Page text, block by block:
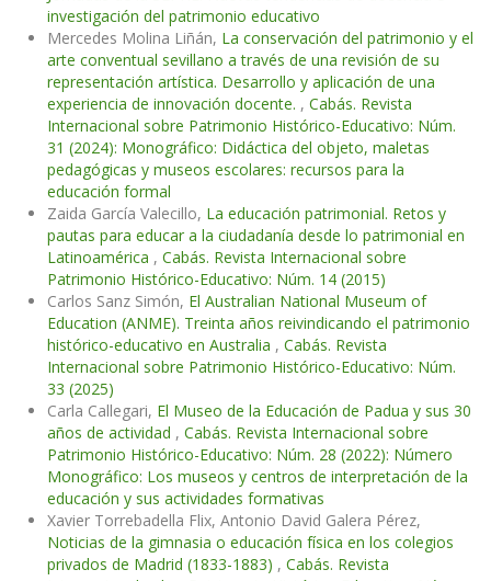
investigación del patrimonio educativo
Mercedes Molina Liñán, La conservación del patrimonio y el
arte conventual sevillano a través de una revisión de su
representación artística. Desarrollo y aplicación de una
experiencia de innovación docente. , Cabás. Revista
Internacional sobre Patrimonio Histórico-Educativo: Núm.
31 (2024): Monográfico: Didáctica del objeto, maletas
pedagógicas y museos escolares: recursos para la
educación formal
Zaida García Valecillo, La educación patrimonial. Retos y
pautas para educar a la ciudadanía desde lo patrimonial en
Latinoamérica , Cabás. Revista Internacional sobre
Patrimonio Histórico-Educativo: Núm. 14 (2015)
Carlos Sanz Simón, El Australian National Museum of
Education (ANME). Treinta años reivindicando el patrimonio
histórico-educativo en Australia , Cabás. Revista
Internacional sobre Patrimonio Histórico-Educativo: Núm.
33 (2025)
Carla Callegari, El Museo de la Educación de Padua y sus 30
años de actividad , Cabás. Revista Internacional sobre
Patrimonio Histórico-Educativo: Núm. 28 (2022): Número
Monográfico: Los museos y centros de interpretación de la
educación y sus actividades formativas
Xavier Torrebadella Flix, Antonio David Galera Pérez,
Noticias de la gimnasia o educación física en los colegios
privados de Madrid (1833-1883) , Cabás. Revista